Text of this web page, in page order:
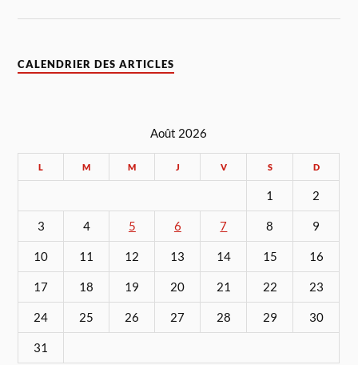
CALENDRIER DES ARTICLES
Août 2026
L M M J V S D
1 2
3 4 5 6 7 8 9
10 11 12 13 14 15 16
17 18 19 20 21 22 23
24 25 26 27 28 29 30
31